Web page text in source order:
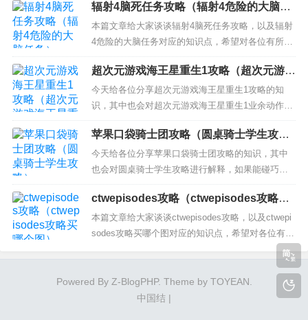
录一览： 1、原神甜心果酒壶怎么配 2、原神完美酒
保下午茶饮品是啥 3、原神有冲击性的咖啡什么意思
4、原神酒保活动什么时候结束 5、原神酒保卖的酒
有...
辐射4脑死任务攻略（辐射4危险的大脑任
务）
本篇文章给大家谈谈辐射4脑死任务攻略，以及辐射
4危险的大脑任务对应的知识点，希望对各位有所帮
助，不要忘了收藏本站喔。 本文目录一览： 1、
《辐射4》流程：主线流程第一幕 2、辐射4攻略 辐
射4攻略流程 3、辐射4脑死亡凶手放不放走 《辐射
4》流程：主线流程第一幕 游戏 开始后首先决定
角...
超次元游戏海王星重生1攻略（超次元游戏
海王星重生1业余动作游戏）
今天给各位分享超次元游戏海王星重生1攻略的知
识，其中也会对超次元游戏海王星重生1业余动作游
戏进行解释，如果能碰巧解决你现在面临的问题，
别忘了关注本站，现在开始吧！ 本文目录一览：
1、超次元游戏海王星重生第一章迷宫boss怎么打
2、超次元海王星重生1真结局怎么做 3、超次元游
戏海王星 重生...
苹果口袋骑士团攻略（圆桌骑士学生攻
略）
今天给各位分享苹果口袋骑士团攻略的知识，其中
也会对圆桌骑士学生攻略进行解释，如果能碰巧解
决你现在面临的问题，别忘了关注本站，现在开始
吧！ 本文目录一览： 1、口袋奇兵宝藏徽章怎么获
得 2、爆莉萌天使主线任务和剧情 3、gta5线上发展
顺序 4、魔兽世界坐骑 5、WOW里在安格罗环形
ctwepisodes攻略（ctwepisodes攻略买
哪个图）
本篇文章给大家谈谈ctwepisodes攻略，以及ctwepi
sodes攻略买哪个图对应的知识点，希望对各位有所
帮助，不要忘了收藏本站喔。 本文目录一览： 1、c
tw episodes 怎么建房子 2、ctwepisodes是什么游
戏 3、ctwepisodes怎么过关 ctw episo...
Powered By Z-BlogPHP. Theme by TOYEAN.
中国结 |